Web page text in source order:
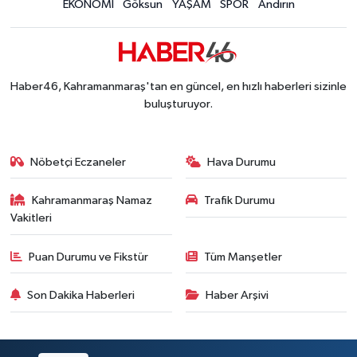
EKONOMİ
Göksun YAŞAM SPOR Andırın
Haber46, Kahramanmaraş'tan en güncel, en hızlı haberleri sizinle
buluşturuyor.
Nöbetçi Eczaneler Hava Durumu
Kahramanmaraş Namaz
Vakitleri
Trafik Durumu
Puan Durumu ve Fikstür Tüm Manşetler
Son Dakika Haberleri Haber Arşivi